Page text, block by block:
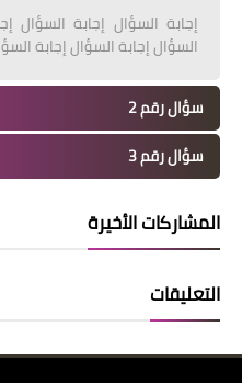
إجابة السؤال إجابة السؤال
السؤال إجابة السؤال إجابة
سؤال رقم 2
سؤال رقم 3
المشاركات الأخيرة
التعليقات